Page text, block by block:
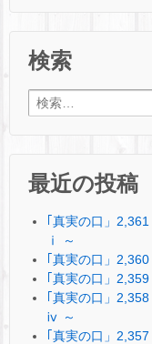
検索
検索:
最近の投稿
｢真実の口」
ⅰ ～
｢真実の口」
｢真実の口」
｢真実の口」
ⅳ ～
｢真実の口」